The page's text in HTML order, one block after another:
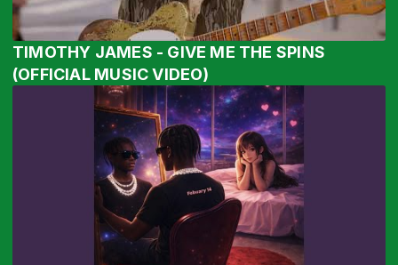
TIMOTHY JAMES - GIVE ME THE SPINS
(OFFICIAL MUSIC VIDEO)